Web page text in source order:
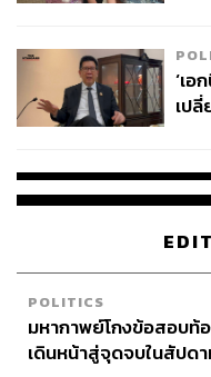
‘เอ
เป
POLITICS
มหากาพย์โกงข้อสอบท้
เดินหน้าสู่จุดจบในสัปด